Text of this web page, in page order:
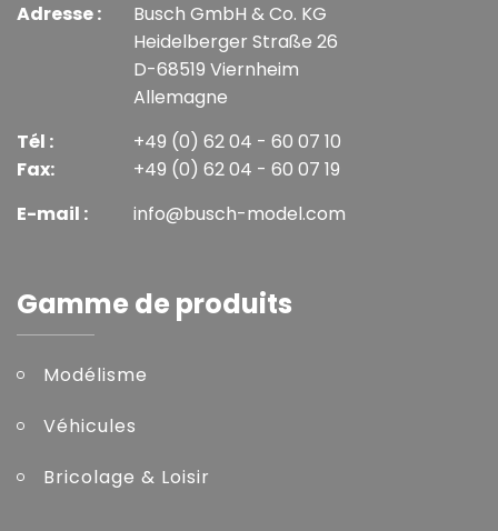
Adresse :
Busch GmbH & Co. KG
Heidelberger Straße 26
D-68519 Viernheim
Allemagne
Tél :
Fax:
+49 (0) 62 04 - 60 07 10
+49 (0) 62 04 - 60 07 19
E-mail :
info@busch-model.com
Gamme de produits
Modélisme
Véhicules
Bricolage & Loisir